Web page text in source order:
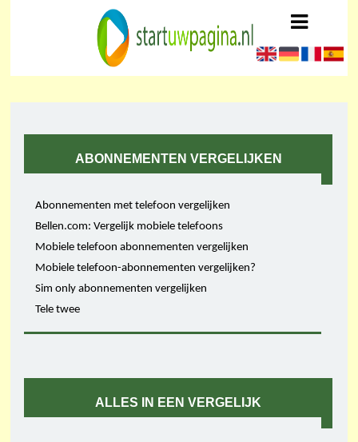
ABONNEMENTEN VERGELIJKEN
Abonnementen met telefoon vergelijken
Bellen.com: Vergelijk mobiele telefoons
Mobiele telefoon abonnementen vergelijken
Mobiele telefoon-abonnementen vergelijken?
Sim only abonnementen vergelijken
Tele twee
ALLES IN EEN VERGELIJK